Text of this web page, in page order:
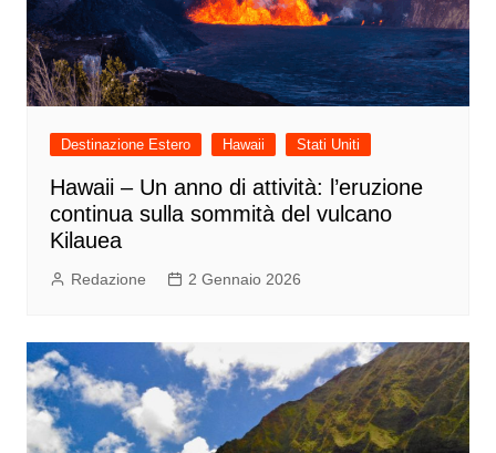
Destinazione Estero Hawaii Stati Uniti
Hawaii – Un anno di attività: l’eruzione
continua sulla sommità del vulcano
Kilauea
Redazione 2 Gennaio 2026